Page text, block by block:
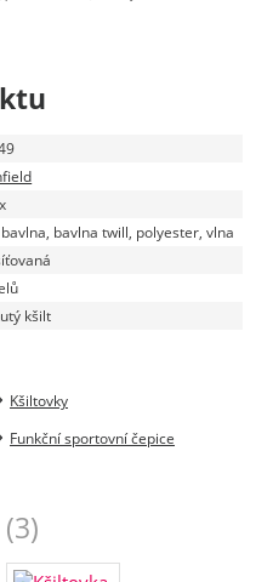
bavlna twill, polyester, vlna
kšilt
Kšiltovky
Funkční sportovní čepice
(3)